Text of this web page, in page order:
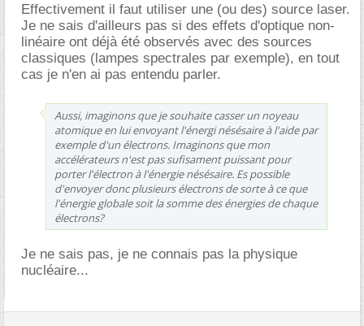
Effectivement il faut utiliser une (ou des) source laser.
Je ne sais d'ailleurs pas si des effets d'optique non-
linéaire ont déjà été observés avec des sources
classiques (lampes spectrales par exemple), en tout
cas je n'en ai pas entendu parler.
Aussi, imaginons que je souhaite casser un noyeau
atomique en lui envoyant l'énergi nésésaire à l'aide par
exemple d'un électrons. Imaginons que mon
accélérateurs n'est pas sufisament puissant pour
porter l'électron à l'énergie nésésaire. Es possible
d'envoyer donc plusieurs électrons de sorte à ce que
l'énergie globale soit la somme des énergies de chaque
électrons?
Je ne sais pas, je ne connais pas la physique
nucléaire...